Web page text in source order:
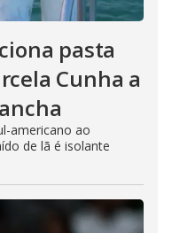
pasta
Cunha a
americano ao
de lã é isolante